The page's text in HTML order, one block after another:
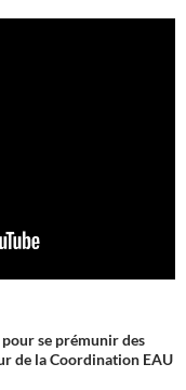
se prémunir des
de la Coordination EAU